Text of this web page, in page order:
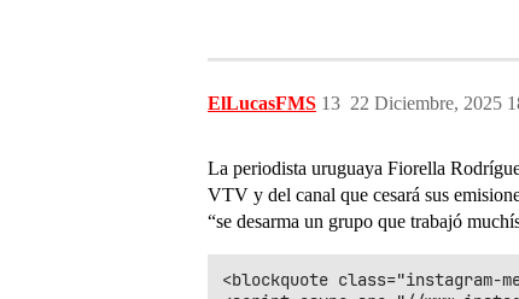
ElLucasFMS 22 Diciembre, 2025
13
La periodista uruguaya Fiorella
VTV y del canal que cesará sus
“se desarma un grupo que trabajó
<blockquote